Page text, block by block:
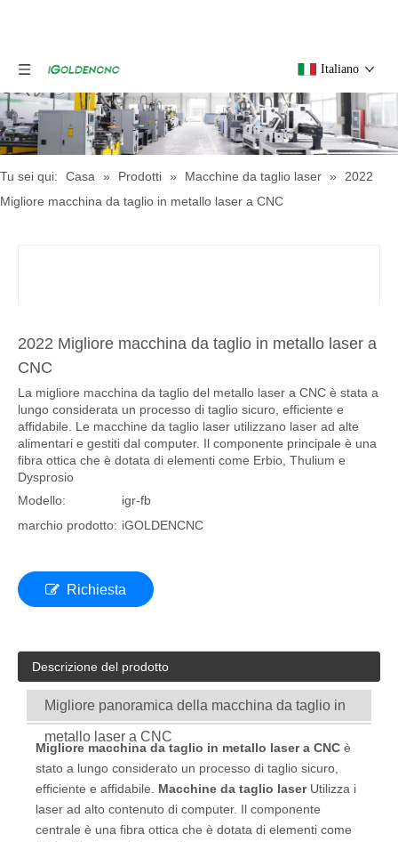
Italiano
Tu sei qui: Casa » Prodotti » Macchine da taglio laser »
2022
Migliore macchina da taglio in metallo laser a CNC
2022 Migliore macchina da taglio in metallo laser a
CNC
La migliore macchina da taglio del metallo laser a CNC è stata a
lungo considerata un processo di taglio sicuro, efficiente e
affidabile. Le macchine da taglio laser utilizzano laser ad alte
alimentari e gestiti dal computer. Il componente principale è una
fibra ottica che è dotata di elementi come Erbio, Thulium e
Dysprosio
Modello:
igr-fb
marchio prodotto: iGOLDENCNC
Richiesta
Descrizione del prodotto
Migliore panoramica della macchina da taglio in
metallo laser a CNC
Migliore macchina da taglio in metallo laser a CNC è
stato a lungo considerato un processo di taglio sicuro,
efficiente e affidabile. Macchine da taglio laserUtilizza i
laser ad alto contenuto di computer. Il componente
centrale è una fibra ottica che è dotata di elementi come